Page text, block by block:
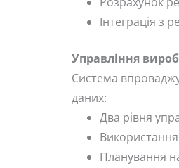
Інтеграція з
Управління
Система
даних:
Два рівня
Планування